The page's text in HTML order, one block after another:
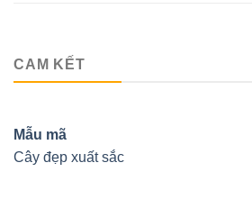
CAM KẾT
Mẫu mã
Cây đẹp xuất sắc